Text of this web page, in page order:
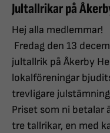
Jultallrikar på
Hej alla medlemmar!
Fredag den 13
jultallrik på Åkerby
lokalföreningar
trevligare
Priset som ni betalar
tre tallrikar, en med